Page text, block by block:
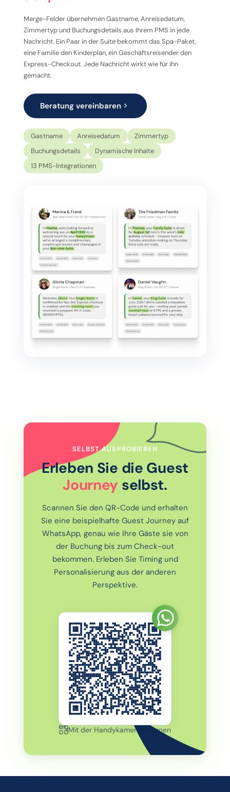
Merge-Felder übernehmen Gastname, Anreisedatum,
Zimmertyp und Buchungsdetails aus Ihrem PMS in jede
Nachricht. Ein Paar in der Suite bekommt das Spa-Paket,
eine Familie den Kinderplan, ein Geschäftsreisender den
Express-Checkout. Jede Nachricht wirkt wie für ihn
gemacht.
Beratung vereinbaren
Gastname Anreisedatum
Zimmertyp
Buchungsdetails
Dynamische Inhalte
13 PMS-Integrationen
SELBST AUSPROBIEREN
Erleben Sie die Guest
Journey selbst.
Scannen Sie den QR-Code und erhalten
Sie eine beispielhafte Guest Journey auf
WhatsApp, genau wie Ihre Gäste sie von
der Buchung bis zum Check-out
bekommen. Erleben Sie Timing und
Personalisierung aus der anderen
Perspektive.
Mit der Handykamera scannen